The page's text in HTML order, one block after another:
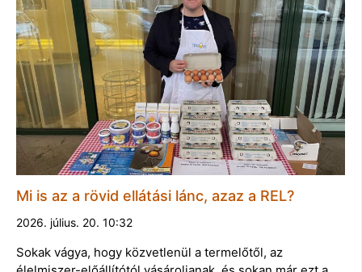
Mi is az a rövid ellátási lánc, azaz a REL?
2026. július. 20. 10:32
Sokak vágya, hogy közvetlenül a termelőtől, az